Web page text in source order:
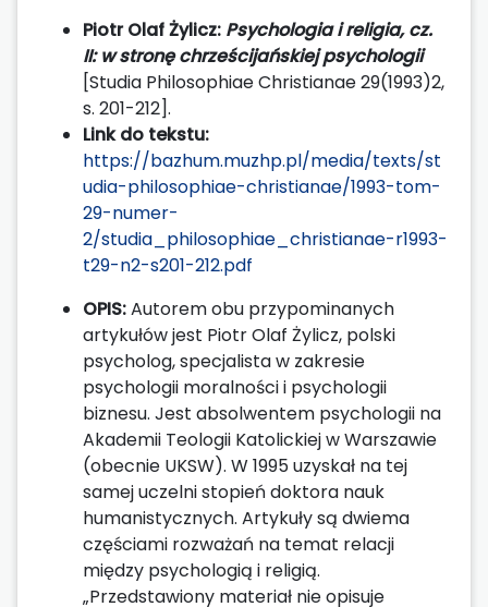
Piotr Olaf Żylicz: Psychologia i religia, cz.
II: w stronę chrześcijańskiej psychologii
[Studia Philosophiae Christianae 29(1993)2,
s. 201-212].
Link do tekstu:
https://bazhum.muzhp.pl/media/texts/st
udia-philosophiae-christianae/1993-tom-
29-numer-
2/studia_philosophiae_christianae-r1993-
t29-n2-s201-212.pdf
OPIS:Autorem obu przypominanych
artykułów jest Piotr Olaf Żylicz, polski
psycholog, specjalista w zakresie
psychologii moralności i psychologii
biznesu. Jest absolwentem psychologii na
Akademii Teologii Katolickiej w Warszawie
(obecnie UKSW). W 1995 uzyskał na tej
samej uczelni stopień doktora nauk
humanistycznych. Artykuły są dwiema
częściami rozważań na temat relacji
między psychologią i religią.
„Przedstawiony materiał nie opisuje